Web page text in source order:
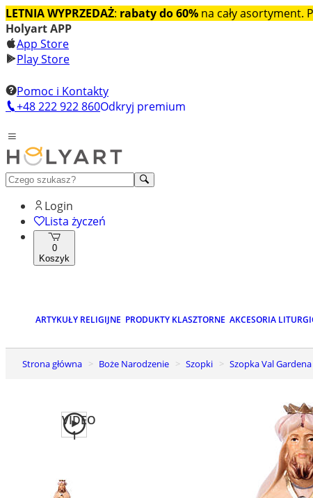
LETNIA WYPRZEDAŻ: rabaty do 60% na cały asortyment.
Holyart APP
App Store
Play Store
Pomoc i Kontakty
+48 222 922 860Odkryj premium
Login
Lista życzeń
0
Koszyk
ARTYKUŁY RELIGIJNE PRODUKTY KLASZTORNE AKCESORIA
Strona główna Boże Narodzenie Szopki Szopka Val Gardena
VIDEO
1